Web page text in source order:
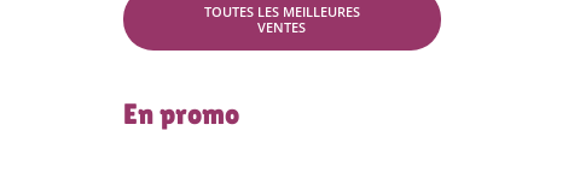
TOUTES LES MEILLEURES
VENTES
En promo